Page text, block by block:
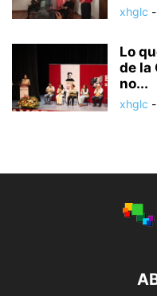
xhglc -
Lo
de la
no...
xhglc -